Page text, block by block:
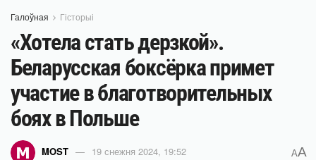
Галоўная Гісторыі
«Хотела стать дерзкой».
Беларусская боксёрка примет
участие в благотворительных
боях в Польше
MOST 19 снежня 2024, 19:52 AA